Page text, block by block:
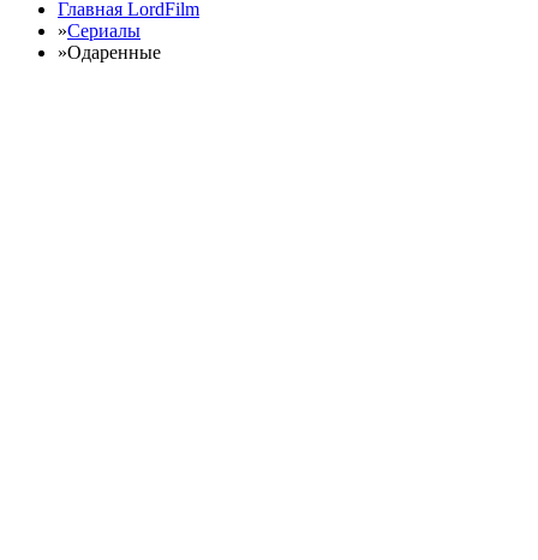
Главная LordFilm
»Сериалы
»Одаренные